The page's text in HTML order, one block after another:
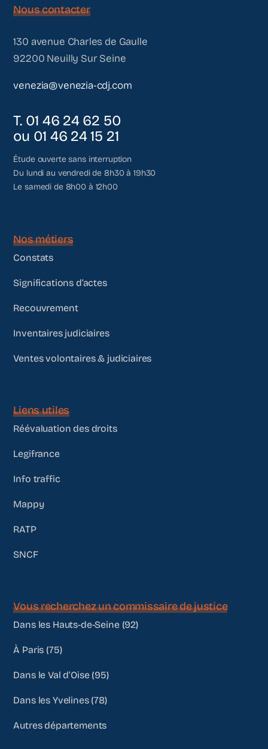
Nous contacter
130 avenue Charles de Gaulle
92200 Neuilly Sur Seine
venezia@venezia-cdj.com
T. 01 46 24 62 50
ou 01 46 24 15 21
Étude ouverte sans interruption
Du lundi au vendredi de 8h30 à 19h30
Le samedi de 8h00 à 12h00
Nos métiers
Constats
Significations d’actes
Recouvrement
Inventaires judiciaires
Ventes volontaires & judiciaires
Liens utiles
Réévaluation des droits
Legifrance
Info traffic
Mappy
RATP
SNCF
Vous recherchez un commissaire de justice
Dans les Hauts-de-Seine (92)
À Paris (75)
Dans le Val d’Oise (95)
Dans les Yvelines (78)
Autres départements